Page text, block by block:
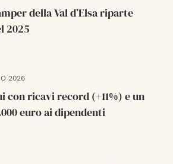
della Val d’Elsa riparte
2025
2026
con ricavi record (+11%) e un
euro ai dipendenti